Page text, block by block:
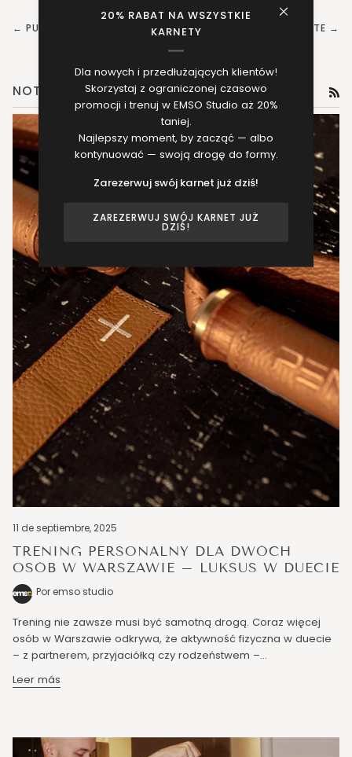
← PUBLICACIÓN MÁS ANTIGUA PUBLICACIÓN MÁS RECIENTE →
NOTICIAS
11 de septiembre, 2025
TRENING PERSONALNY DLA DWÓCH
OSÓB W WARSZAWIE – LUKSUS W DUECIE
Por emso studio
Trening nie zawsze musi być samotną drogą. Coraz więcej
osób w Warszawie odkrywa, że aktywność fizyczna w duecie
– z partnerem, przyjaciółką czy rodzeństwem –...
Leer más
20% RABAT NA WSZYSTKIE
KARNETY
Dla nowych i przedłużających klientów!
Skorzystaj z ograniczonej czasowo
promocji i trenuj w EMSO Studio aż 20%
taniej.
Najlepszy moment, by zacząć — albo
kontynuować — swoją drogę do formy.
Zarezerwuj swój karnet już dziś!
ZAREZERWUJ SWÓJ KARNET JUŻ
DZIŚ!